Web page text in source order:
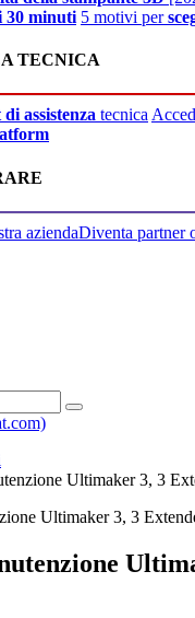
30 minuti 5 motivi per
TECNICA
assistenza tecnica
aziendaDiventa partner
Ultimaker 3, 3